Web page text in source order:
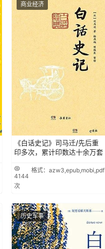
商业经济
《白话史记》司马迁/先后重
印多次，累计印数达十余万套
4144
次
格式：azw3,epub,mobi,pdf
历史军事